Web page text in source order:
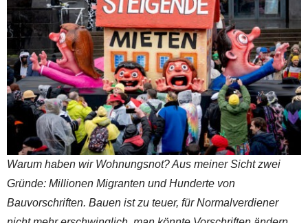
Warum haben wir Wohnungsnot? Aus meiner Sicht zwei
Gründe: Millionen Migranten und Hunderte von
Bauvorschriften. Bauen ist zu teuer, für Normalverdiener